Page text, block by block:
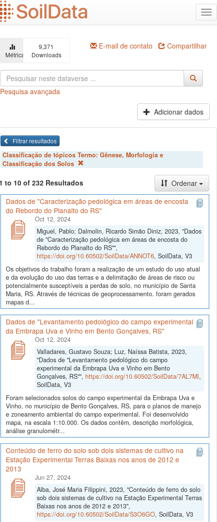
Ir
para
o
principal
Métricas
9,371
Downloads
E-mail de contato Compartilhar
Pesquisa avançada
Adicionar dados
Filtrar resultados
Classificação de tópicos Termo: Gênese, Morfologia e
Classificação dos Solos
to 10 of 232 Resultados
Ordenar
Dados de "Caracterização pedológica em áreas de encosta
do Rebordo do Planalto do RS"
Oct 12, 2024
Miguel, Pablo; Dalmolin, Ricardo Simão Diniz, 2023, "Dados
de "Caracterização pedológica em áreas de encosta do
Rebordo do Planalto do RS"",
https://doi.org/10.60502/SoilData/ANNOT6, SoilData, V3
Os objetivos do trabalho foram a realização de um estudo do uso atual
e da evolução do uso das terras e a delimitação de áreas de risco ou
potencialmente susceptíveis a perdas de solo, no município de Santa
Maria, RS. Através de técnicas de geoprocessamento. foram gerados
mapas d...
Dados de "Levantamento pedológico do campo experimental
da Embrapa Uva e Vinho em Bento Gonçalves, RS"
Oct 12, 2024
Valladares, Gustavo Souza; Luz, Naíssa Batista, 2023,
"Dados de "Levantamento pedológico do campo
experimental da Embrapa Uva e Vinho em Bento
Gonçalves, RS"", https://doi.org/10.60502/SoilData/7AL7MI,
SoilData, V3
Foram selecionados solos do campo experimental da Embrapa Uva e
Vinho, no município de Bento Gonçalves, RS, para o planos de manejo
e zoneamento ambiental do campo experimental. Foi desenvolvido
mapa, na escala 1:10.000. Os dados contêm, descrição morfológica,
análise granulométr...
Conteúdo de ferro do solo sob dois sistemas de cultivo na
Estação Experimental Terras Baixas nos anos de 2012 e
2013
Jun 27, 2024
Alba, José Maria Filippini, 2023, "Conteúdo de ferro do solo
sob dois sistemas de cultivo na Estação Experimental Terras
Baixas nos anos de 2012 e 2013",
https://doi.org/10.60502/SoilData/S3O6GO, SoilData, V3